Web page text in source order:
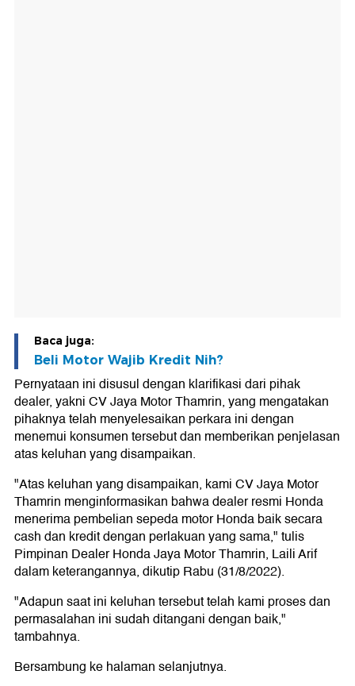
Baca juga:
Beli Motor Wajib Kredit Nih?
Pernyataan ini disusul dengan klarifikasi dari pihak
dealer, yakni CV Jaya Motor Thamrin, yang mengatakan
pihaknya telah menyelesaikan perkara ini dengan
menemui konsumen tersebut dan memberikan penjelasan
atas keluhan yang disampaikan.
"Atas keluhan yang disampaikan, kami CV Jaya Motor
Thamrin menginformasikan bahwa dealer resmi Honda
menerima pembelian sepeda motor Honda baik secara
cash dan kredit dengan perlakuan yang sama," tulis
Pimpinan Dealer Honda Jaya Motor Thamrin, Laili Arif
dalam keterangannya, dikutip Rabu (31/8/2022).
"Adapun saat ini keluhan tersebut telah kami proses dan
permasalahan ini sudah ditangani dengan baik,"
tambahnya.
Bersambung ke halaman selanjutnya.